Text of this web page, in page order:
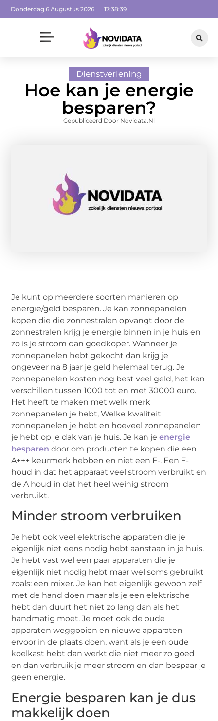
Donderdag 6 Augustus 2026 17:38:41
Dienstverlening
Hoe kan je energie
besparen?
Gepubliceerd Door Novidata.nl
Je kunt op meerdere soorten manieren op
energie/geld besparen. Je kan zonnepanelen
kopen die die zonnestralen opvangt door de
zonnestralen krijg je energie binnen in je huis en
zo is je stroom dan goedkoper. Wanneer je
zonnepanelen hebt gekocht dan krijg je
ongeveer na 8 jaar je geld helemaal terug. Je
zonnepanelen kosten nog best veel geld, het kan
verschillen tussen 1000 tot en met 30000 euro.
Het heeft te maken met welk merk
zonnepanelen je hebt, Welke kwaliteit
zonnepanelen je hebt en hoeveel zonnepanelen
je hebt op je dak van je huis. Je kan jeenergie
besparen door om producten te kopen die een
A+++ keurmerk hebben en niet een F-. Een F-
houd in dat het apparaat veel stroom verbruikt en
de A houd in dat het heel weinig stroom
verbruikt.
Minder stroom verbruiken
Je hebt ook veel elektrische apparaten die je
eigenlijk niet eens nodig hebt aanstaan in je huis.
Je hebt vast wel een paar apparaten die je
eigenlijk niet nodig hebt maar wel soms gebruikt
zoals: een mixer. Je kan het eigenlijk gewoon zelf
met de hand doen maar als je een elektrische
hebt dan duurt het niet zo lang dan als het
handmatig moet. Je moet ook de oude
apparaten weggooien en nieuwe apparaten
ervoor in de plaats doen, want als je een oude
koelkast hebt dan werkt die niet meer zo goed
en dan verbruik je meer stroom en dan bespaar je
geen energie.
Energie besparen kan je dus
makkelijk doen